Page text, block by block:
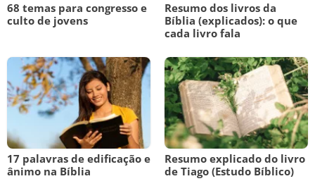
68 temas para congresso e
culto de jovens
Resumo dos livros da
Bíblia (explicados): o que
cada livro fala
17 palavras de edificação e
ânimo na Bíblia
Resumo explicado do livro
de Tiago (Estudo Bíblico)